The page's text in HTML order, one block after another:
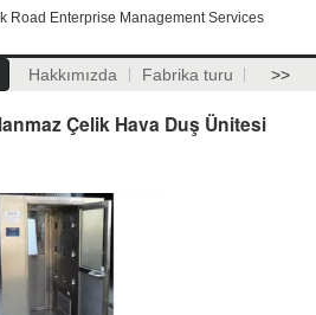
Road Enterprise Management Services
Hakkımızda Fabrika turu >>
Çelik Hava Duş Ünitesi